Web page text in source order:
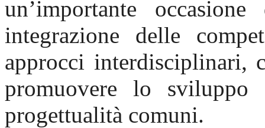
un’importante
integrazione delle
approcci interdisciplinari,
promuovere lo
progettualità comuni.